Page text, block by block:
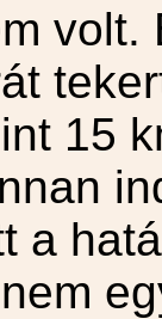
volt.
15
a